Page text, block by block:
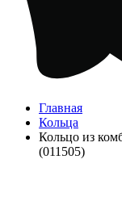
Главная
Кольца
Кольцо из
(011505)